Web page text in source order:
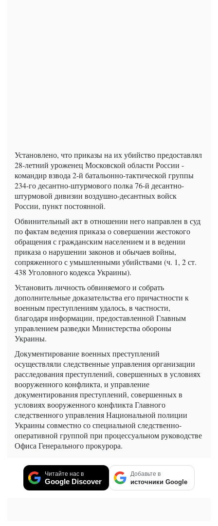
Установлено, что приказы на их убийство предоставлял
28-летний уроженец Московской области России -
командир взвода 2-й батальонно-тактической группы
234-го десантно-штурмового полка 76-й десантно-
штурмовой дивизии воздушно-десантных войск
России, пункт постоянной.
Обвинительный акт в отношении него направлен в суд
по фактам ведения приказа о совершении жестокого
обращения с гражданским населением и в ведении
приказа о нарушении законов и обычаев войны,
сопряженного с умышленными убийствами (ч. 1, 2 ст.
438 Уголовного кодекса Украины).
Установить личность обвиняемого и собрать
дополнительные доказательства его причастности к
военным преступлениям удалось, в частности,
благодаря информации, предоставленной Главным
управлением разведки Министерства обороны
Украины.
Документирование военных преступлений
осуществляли следственные управления организации
расследования преступлений, совершенных в условиях
вооруженного конфликта, и управление
документирования преступлений, совершенных в
условиях вооруженного конфликта Главного
следственного управления Национальной полиции
Украины совместно со специальной следственно-
оперативной группой при процессуальном руководстве
Офиса Генерального прокурора.
Читайте нас в
Google Discover
Добавьте в
источники Google